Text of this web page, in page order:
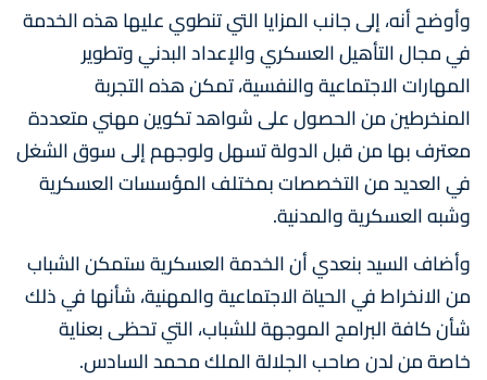
وأوضح أنه، إلى جانب المزايا التي تنطوي عليها هذه الخدمة
في مجال التأهيل العسكري والإعداد البدني وتطوير
المهارات الاجتماعية والنفسية، تمكن هذه التجربة
المنخرطين من الحصول على شواهد تكوين مهني متعددة
معترف بها من قبل الدولة تسهل ولوجهم إلى سوق الشغل
في العديد من التخصصات بمختلف المؤسسات العسكرية
وشبه العسكرية والمدنية.
وأضاف السيد بنعدي أن الخدمة العسكرية ستمكن الشباب
من الانخراط في الحياة الاجتماعية والمهنية، شأنها في ذلك
شأن كافة البرامج الموجهة للشباب، التي تحظى بعناية
خاصة من لدن صاحب الجلالة الملك محمد السادس.